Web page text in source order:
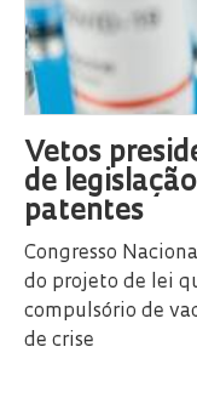
Vetos
de
patentes
Congresso
do projeto de lei
compulsório de
de crise